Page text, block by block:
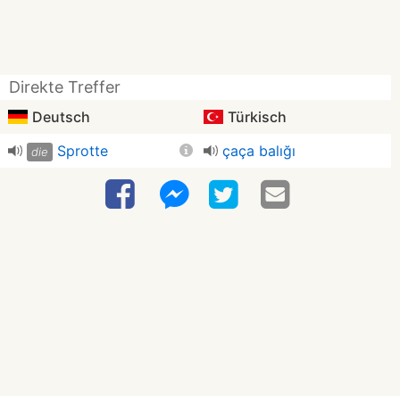
Direkte Treffer
Deutsch Türkisch
die Sprotte çaça balığı